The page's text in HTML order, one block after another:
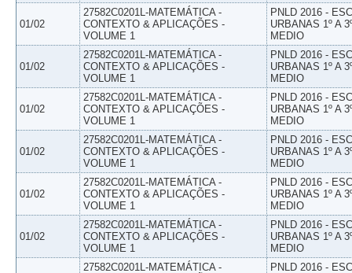
01/02
27582C0201L-MATEMÁTICA -
CONTEXTO & APLICAÇÕES -
VOLUME 1
PNLD 2016 -
URBANAS 1º A
MEDIO
01/02
27582C0201L-MATEMÁTICA -
CONTEXTO & APLICAÇÕES -
VOLUME 1
PNLD 2016 -
URBANAS 1º A
MEDIO
01/02
27582C0201L-MATEMÁTICA -
CONTEXTO & APLICAÇÕES -
VOLUME 1
PNLD 2016 -
URBANAS 1º A
MEDIO
01/02
27582C0201L-MATEMÁTICA -
CONTEXTO & APLICAÇÕES -
VOLUME 1
PNLD 2016 -
URBANAS 1º A
MEDIO
01/02
27582C0201L-MATEMÁTICA -
CONTEXTO & APLICAÇÕES -
VOLUME 1
PNLD 2016 -
URBANAS 1º A
MEDIO
01/02
27582C0201L-MATEMÁTICA -
CONTEXTO & APLICAÇÕES -
VOLUME 1
PNLD 2016 -
URBANAS 1º A
MEDIO
27582C0201L-MATEMÁTICA -
PNLD 2016 -